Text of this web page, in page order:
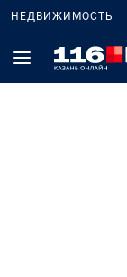
НЕДВИЖИМОСТЬ